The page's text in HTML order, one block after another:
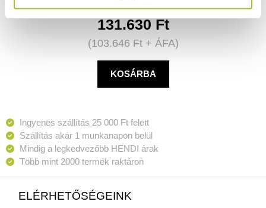
131.630 Ft
(103.646 Ft+ ÁFA)
KOSÁRBA
Ingyenes szállítás 25 000 Ft felett
Szállítás akár 1 munkanapon belül
Mindig a legkedvezőbb HENDI árak
Több mint 2000 termék raktáron
ELÉRHETŐSÉGEINK